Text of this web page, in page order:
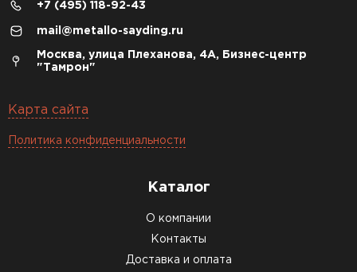
+7 (495) 118-92-43
mail@metallo-sayding.ru
Москва, улица Плеханова, 4А, Бизнес-центр
"Тамрон"
Карта сайта
Политика конфиденциальности
Каталог
О компании
Контакты
Доставка и оплата